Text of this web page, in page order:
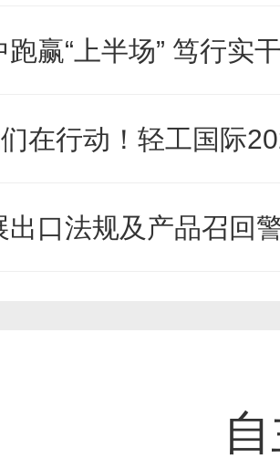
赢“上半场” 笃行实
们在行动！轻工国际
出口法规及产品召回